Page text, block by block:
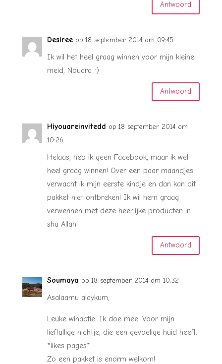
Antwoord
Desiree op 18 september 2014 om 09:45
Ik wil het heel graag winnen voor mijn kleine
meid, Nouara :)
Antwoord
Hiyouareinvitedd op 18 september 2014 om
10:26
Helaas, heb ik geen Facebook, maar ik wel
heel graag winnen! Over een paar maandjes
verwacht ik mijn eerste kindje en dan kan dit
pakket niet ontbreken! Ik wil hem graag
verwennen met deze heerlijke producten in
sha Allah!
Antwoord
Soumaya op 18 september 2014 om 10:32
Asalaamu alaykum,
Leuke winactie. Ik doe mee. Voor mijn
lieftallige nichtje, die een gevoelige huid heeft.
*likes pages*
Zo een pakket is enorm welkom!